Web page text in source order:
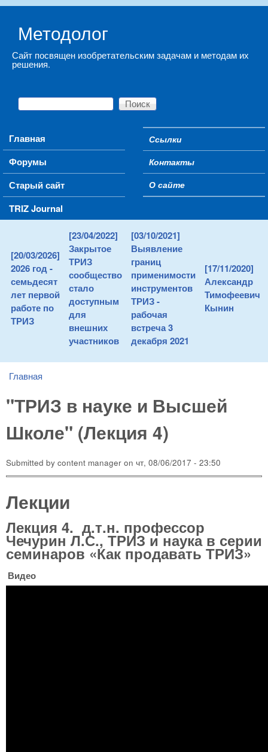
Методолог
Сайт посвящен изобретательским задачам и методам их
решения.
Форма поиска
Поиск
Main menu
Главная
Форумы
Старый сайт
TRIZ Journal
Secondary menu
Ссылки
Контакты
О сайте
[20/03/2026]
2026 год -
семьдесят
лет первой
работе по
ТРИЗ
[23/04/2022]
Закрытое
ТРИЗ
сообщество
стало
доступным
для
внешних
участников
[03/10/2021]
Выявление
границ
применимости
инструментов
ТРИЗ -
рабочая
встреча 3
декабря 2021
[17/11/2020]
Александр
Тимофеевич
Кынин
You are here
Главная
"ТРИЗ в науке и Высшей
Школе" (Лекция 4)
Submitted by content manager on чт, 08/06/2017 - 23:50
Лекции
Лекция 4. д.т.н. профессор
Чечурин Л.С., ТРИЗ и наука в серии
семинаров «Как продавать ТРИЗ»
Видео